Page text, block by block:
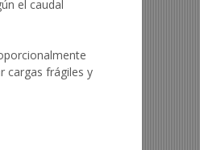
el caudal
cargas frágiles y